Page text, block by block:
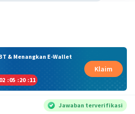
& Menangkan E-Wallet
02 :05 :20 :11
Klaim
Jawaban terverifikasi